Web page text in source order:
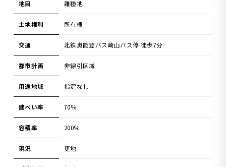
地目 雑種地
土地権利 所有権
交通 北鉄奥能登バス崎山バス停 徒歩7分
都市計画 非線引区域
用途地域 指定なし
建ぺい率 70％
容積率 200％
現況 更地